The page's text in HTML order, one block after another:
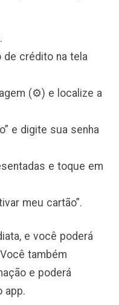
de crédito na tela
(⚙️) e localize a
e digite sua senha
e toque em
meu cartão”.
e você poderá
também
e poderá
app.